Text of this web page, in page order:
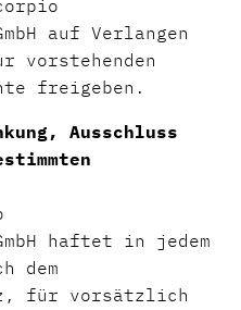
auf Verlangen
vorstehenden
freigeben.
Ausschluss
haftet in jedem
dem
für vorsätzlich